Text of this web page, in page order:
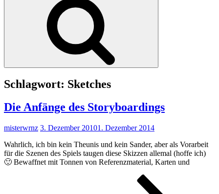
Schlagwort: Sketches
Die Anfänge des Storyboardings
misterwrnz 3. Dezember 20101. Dezember 2014
Wahrlich, ich bin kein Theunis und kein Sander, aber als Vorarbeit
für die Szenen des Spiels taugen diese Skizzen allemal (hoffe ich)
🙂 Bewaffnet mit Tonnen von Referenzmaterial, Karten und